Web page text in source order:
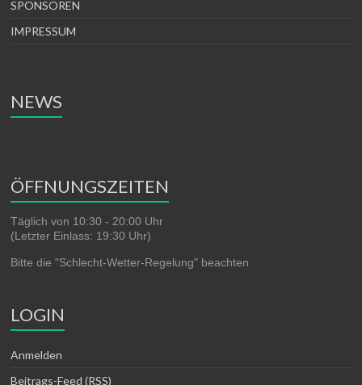
SPONSOREN
IMPRESSUM
NEWS
ÖFFNUNGSZEITEN
Täglich von 10:30 - 20:00 Uhr
(Letzter Einlass: 19:30 Uhr)
Bitte die "Schlecht-Wetter-Regelung" beachten
LOGIN
Anmelden
Beitrags-Feed (RSS)